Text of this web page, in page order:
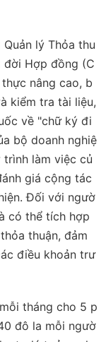
lý Thỏa thu
đời Hợp đồng (C
nâng cao, b
kiểm tra tài liệu,
về "chữ ký đi
bộ doanh nghiệ
làm việc củ
giá cộng tác
Đối với ngườ
có thể tích hợp
thuận, đảm
điều khoản trư
tháng cho 5 p
đô la mỗi ngườ